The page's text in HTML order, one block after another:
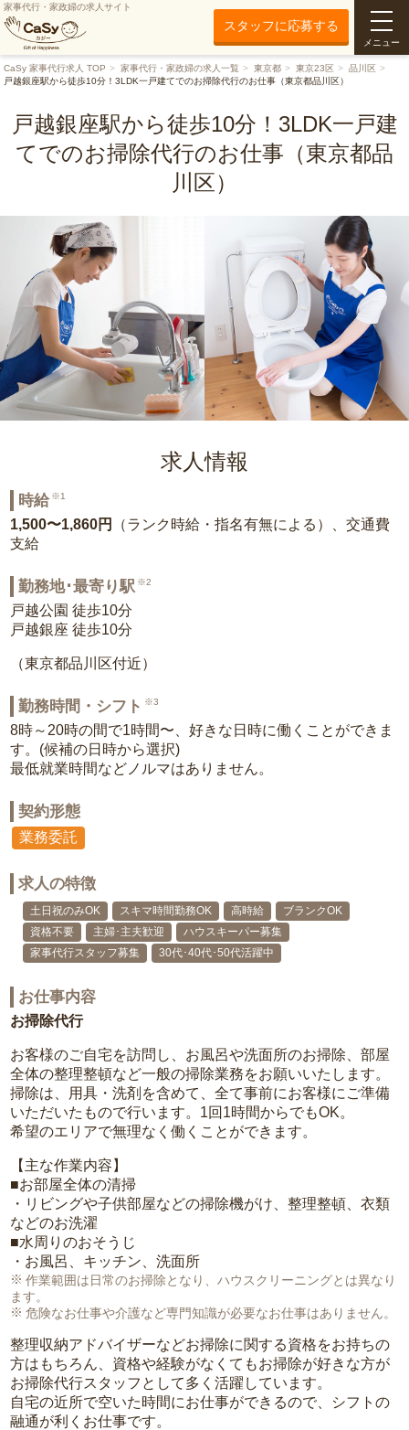
家事代行・家政婦の求人サイト
スタッフに応募する
メニュー
CaSy 家事代行求人 TOP 家事代行・家政婦の求人一覧 東京都 東京23区
品川区
戸越銀座駅から徒歩10分！3LDK一戸建てでのお掃除代行のお仕事（東京都品川区）
戸越銀座駅から徒歩10分！3LDK一戸建
てでのお掃除代行のお仕事（東京都品
川区）
求人情報
時給 ※1
1,500〜1,860円
（ランク時給・指名有無による）、交通費
支給
勤務地･最寄り駅 ※2
戸越公園 徒歩10分
戸越銀座 徒歩10分
（東京都品川区付近）
勤務時間・シフト ※3
8時～20時の間で1時間〜、好きな日時に働くことができま
す。(候補の日時から選択)
最低就業時間などノルマはありません。
契約形態
業務委託
求人の特徴
土日祝のみOK スキマ時間勤務OK 高時給
ブランクOK
資格不要
主婦･主夫歓迎
ハウスキーパー募集
家事代行スタッフ募集
30代･40代･50代活躍中
お仕事内容
お掃除代行
お客様のご自宅を訪問し、お風呂や洗面所のお掃除、部屋
全体の整理整頓など一般の掃除業務をお願いいたします。
掃除は、用具・洗剤を含めて、全て事前にお客様にご準備
いただいたもので行います。1回1時間からでもOK。
希望のエリアで無理なく働くことができます。
【主な作業内容】
■お部屋全体の清掃
・リビングや子供部屋などの掃除機がけ、整理整頓、衣類
などのお洗濯
■水周りのおそうじ
・お風呂、キッチン、洗面所
作業範囲は日常のお掃除となり、ハウスクリーニングとは異なり
ます。
危険なお仕事や介護など専門知識が必要なお仕事はありません。
整理収納アドバイザーなどお掃除に関する資格をお持ちの
方はもちろん、資格や経験がなくてもお掃除が好きな方が
お掃除代行スタッフとして多く活躍しています。
自宅の近所で空いた時間にお仕事ができるので、シフトの
融通が利くお仕事です。